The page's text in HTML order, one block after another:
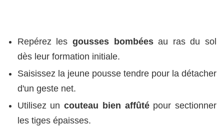
Repérez les gousses bombéesau ras du sol
dès leur formation initiale.
Saisissez la jeune pousse tendre pour la détacher
d'un geste net.
Utilisez uncouteau bien affûtépour sectionner
les tiges épaisses.